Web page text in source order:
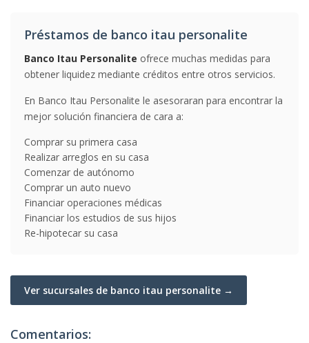
Préstamos de banco itau personalite
Banco Itau Personalite ofrece muchas medidas para
obtener liquidez mediante créditos entre otros servicios.
En Banco Itau Personalite le asesoraran para encontrar la
mejor solución financiera de cara a:
Comprar su primera casa
Realizar arreglos en su casa
Comenzar de autónomo
Comprar un auto nuevo
Financiar operaciones médicas
Financiar los estudios de sus hijos
Re-hipotecar su casa
Ver sucursales de banco itau personalite →
Comentarios: